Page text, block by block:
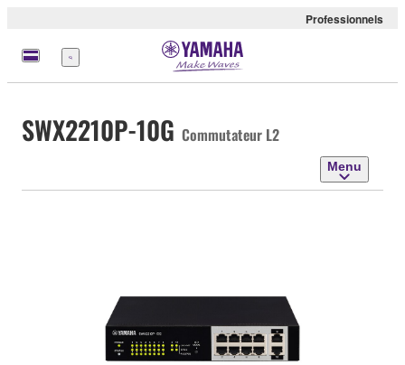
Professionnels
Menu
SWX2210P-10G Commutateur L2
Menu